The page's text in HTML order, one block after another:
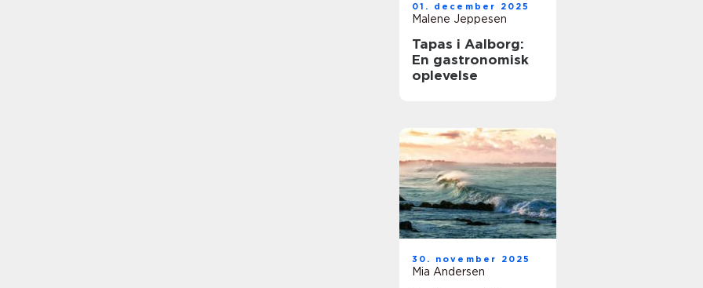
01. december 2025
Malene Jeppesen
Tapas i Aalborg:
En gastronomisk
oplevelse
30. november 2025
Mia Andersen